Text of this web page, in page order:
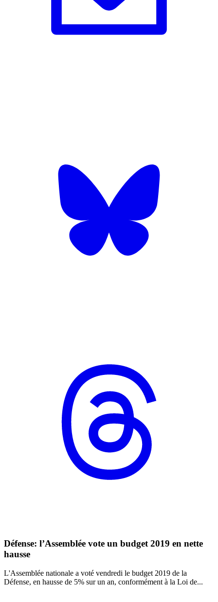
Défense: l’Assemblée vote un budget 2019 en nette
hausse
L'Assemblée nationale a voté vendredi le budget 2019 de la
Défense, en hausse de 5% sur un an, conformément à la Loi de...